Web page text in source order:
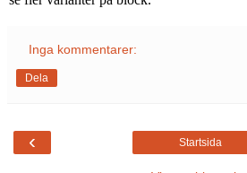
Inga kommentarer:
Dela
‹ Startsida